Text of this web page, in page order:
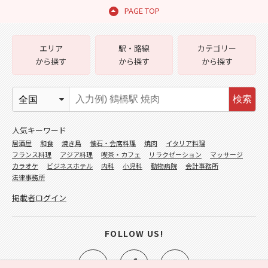
PAGE TOP
エリア
から探す
駅・路線
から探す
カテゴリー
から探す
検索
人気キーワード
居酒屋 和食 焼き鳥 懐石・会席料理 焼肉
イタリア料理
フランス料理
アジア料理 喫茶・カフェ リラクゼーション
マッサージ
カラオケ
ビジネスホテル 内科 小児科 動物病院
会計事務所
法律事務所
掲載者ログイン
FOLLOW US!